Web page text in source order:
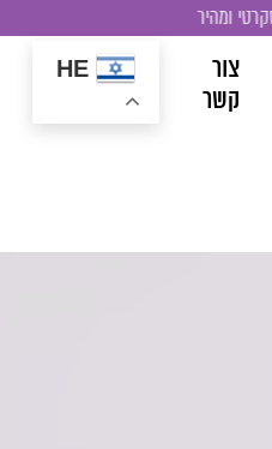
צור
קשר
HE